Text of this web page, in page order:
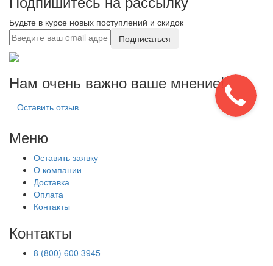
Будьте в курсе новых поступлений и скидок
Подписаться
Нам очень важно ваше мнение!
Оставить отзыв
Меню
Оставить заявку
О компании
Доставка
Оплата
Контакты
Контакты
8 (800) 600 3945